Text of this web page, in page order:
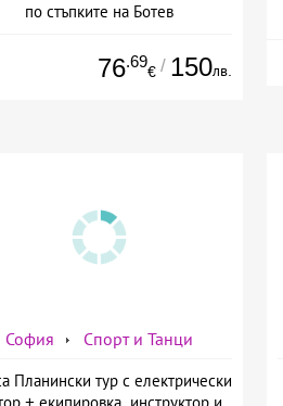
по стъпките на Ботев
76.69
€ / 150лв.
София Спорт и Танци
Планински тур с електрически
+ екипировка, инструктор и